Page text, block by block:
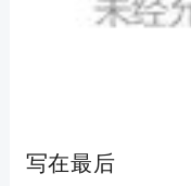
写在最后